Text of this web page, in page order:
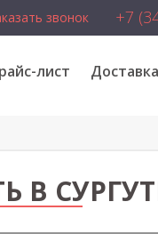
звонок +7
лист Доставка
В